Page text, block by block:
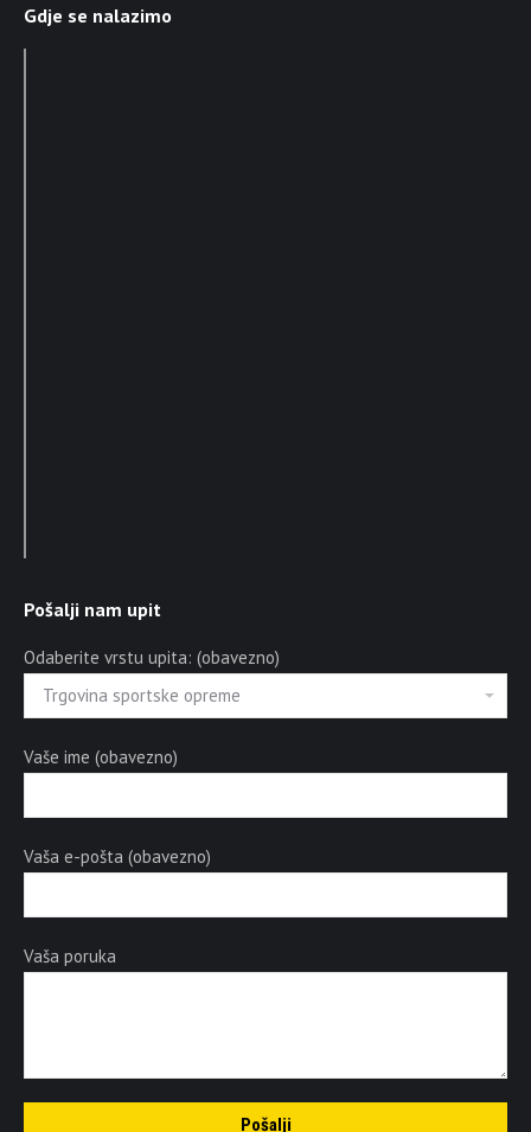
Gdje se nalazimo
Pošalji nam upit
Odaberite vrstu upita: (obavezno)
Vaše ime (obavezno)
Vaša e-pošta (obavezno)
Vaša poruka